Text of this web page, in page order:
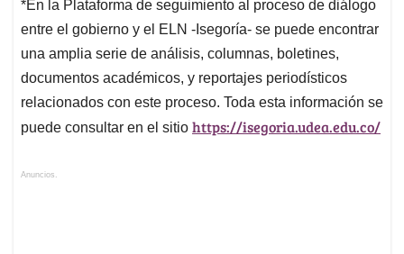
*En la Plataforma de seguimiento al proceso de diálogo
entre el gobierno y el ELN -Isegoría- se puede encontrar
una amplia serie de análisis, columnas, boletines,
documentos académicos, y reportajes periodísticos
relacionados con este proceso. Toda esta información se
puede consultar en el sitio https://isegoria.udea.edu.co/
Anuncios.